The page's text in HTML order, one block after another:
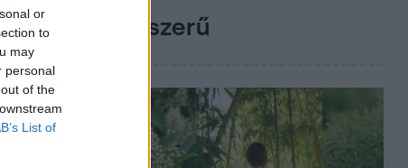
or
to
may
personal
of the
List of
Népszerű